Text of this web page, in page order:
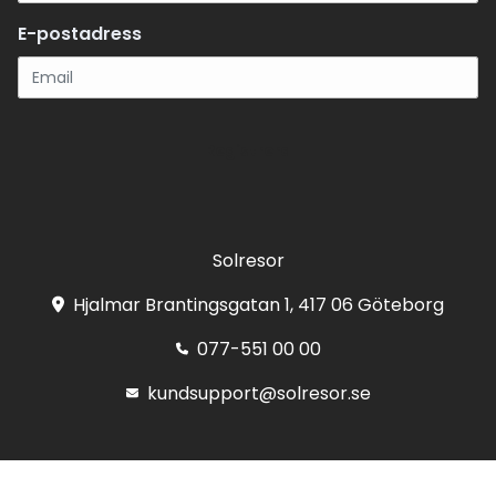
E-postadress
Solresor
Hjalmar Brantingsgatan 1, 417 06 Göteborg
077-551 00 00
kundsupport@solresor.se